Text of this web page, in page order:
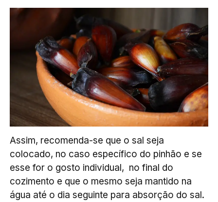
Assim, recomenda-se que o sal seja
colocado, no caso específico do pinhão e se
esse for o gosto individual, no final do
cozimento e que o mesmo seja mantido na
água até o dia seguinte para absorção do sal.